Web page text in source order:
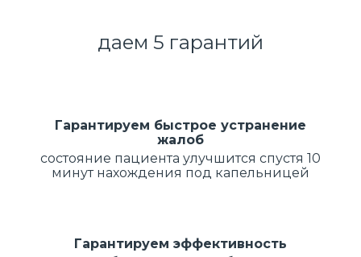
даем 5 гарантий
Гарантируем быстрое устранение
жалоб
состояние пациента улучшится спустя 10
минут нахождения под капельницей
Гарантируем эффективность